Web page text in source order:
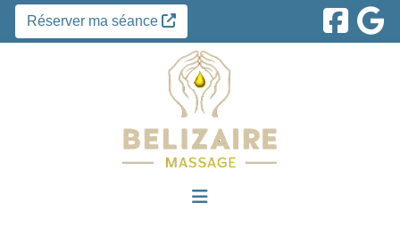
Réserver ma séance